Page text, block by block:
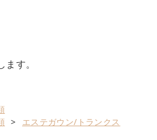
す。
エステガウン/トランクス